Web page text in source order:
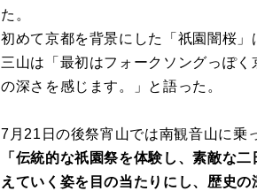
た。
初めて京都を背景にした「祇園闇桜
三山は「最初はフォークソングっぽ
の深さを感じます。」と語った。
7月21日の後祭宵山では南観音山に乗
「伝統的な祇園祭を体験し、素敵な
えていく姿を目の当たりにし、歴史の